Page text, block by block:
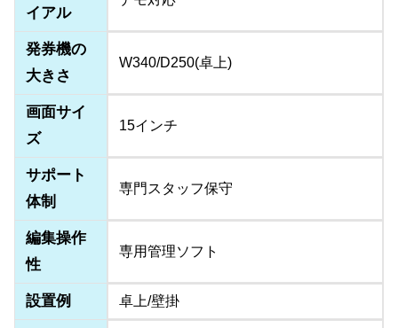
イアル
発券機の
大きさ
W340/D250(卓上)
画面サイ
ズ
15インチ
サポート
体制
専門スタッフ保守
編集操作
性
専用管理ソフト
設置例 卓上/壁掛